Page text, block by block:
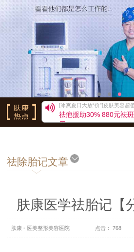
祛疤援助30% 880元祛斑（网
[冰爽夏日大放“价”]皮肤美容超
祛疤援助30% 880元祛
用）
[冰爽夏日大放“价”]皮肤美容超
祛疤援助30% 880元祛斑（网
[冰爽夏日大放“价”]皮肤美容超
[冰爽夏日大放“价”]皮肤美容超
祛疤援助30% 880元祛斑（网
[冰爽夏日大放“价”]皮肤美容超
祛疤援助30% 880元祛斑（网
[冰爽夏日大放“价”]皮肤美容超
祛除胎记文章
肤康医学祛胎记【
肤康· 医美整形美容医院 点击： 768